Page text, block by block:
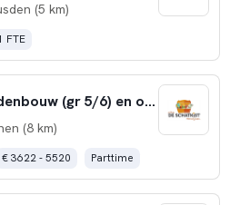
(5 km)
FTE
Groepsleerkracht middenbouw (gr 5/6) en onderbouw (grp 1/2)
(8 km)
€ 3622 - 5520 Parttime